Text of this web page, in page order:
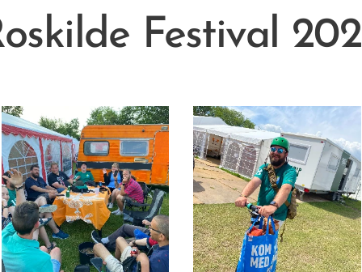
Festival